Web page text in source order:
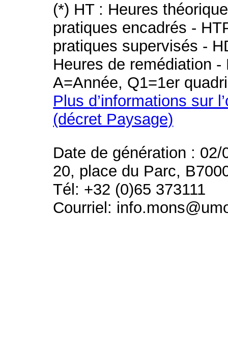
(*) HT : Heures
pratiques encadrés -
pratiques supervisés -
Heures de remédiation
A=Année, Q1=1er
Plus d’informations sur
(décret Paysage)
Date de génération : 02/
20, place du Parc,
Tél: +32 (0)65 373111
Courriel: